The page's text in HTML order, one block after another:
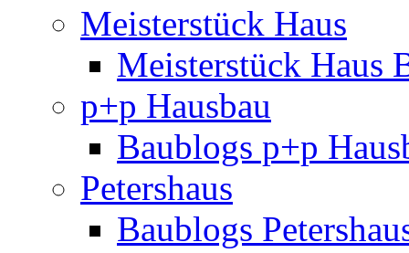
Meisterstück Haus
Meisterstück Haus
p+p Hausbau
Baublogs p+p
Petershaus
Baublogs